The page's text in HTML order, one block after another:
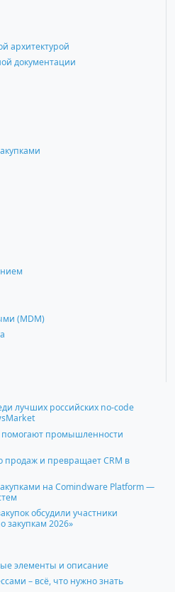
архитектурой
документации
(MDM)
лучших российских no-code
помогают промышленности
продаж и превращает CRM в
на Comindware Platform —
обсудили участники
закупкам 2026»
элементы и описание
– всё, что нужно знать